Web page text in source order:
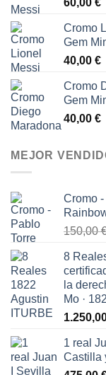
60,00 €
Cromo
Gem
40,00 €
Cromo
Gem
40,00 €
MEJOR
Cromo
150,00
8
la
Mo ·
1 real
Castilla